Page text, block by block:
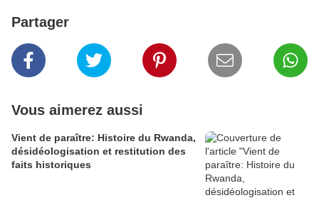
Partager
Vous aimerez aussi
Vient de paraître: Histoire du Rwanda,
désidéologisation et restitution des
faits historiques